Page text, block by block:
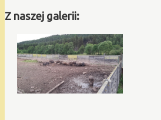
Z naszej galerii: